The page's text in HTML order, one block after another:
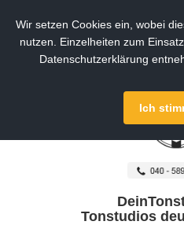
Wir setzen Cookies ein, wobei
nutzen. Einzelheiten zum
Datenschutzerklärung
Ich
Tonstudios